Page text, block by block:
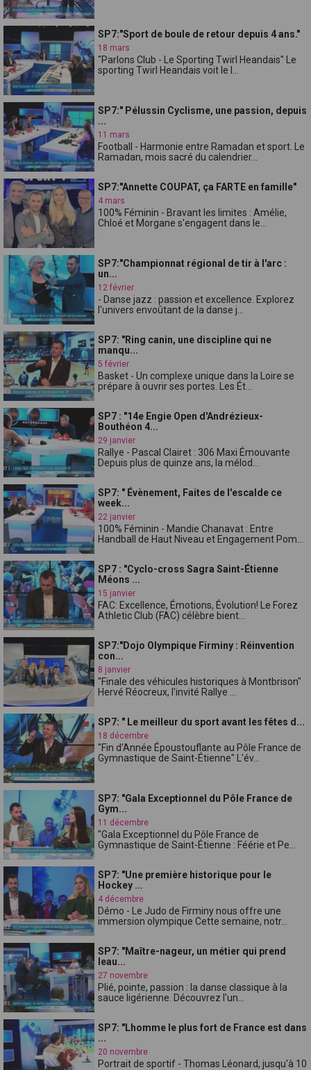
SP7:"Sport de boule de retour depuis 4 ans."
18 mars
"Parlons Club - Le Sporting Twirl Heandais" Le
sporting Twirl Heandais voit le l...
SP7:" Pélussin Cyclisme, une passion, depuis
...
11 mars
Football - Harmonie entre Ramadan et sport. Le
Ramadan, mois sacré du calendrier...
SP7:"Annette COUPAT, ça FARTE en famille"
4 mars
100% Féminin - Bravant les limites : Amélie,
Chloé et Morgane s'engagent dans le...
SP7:"Championnat régional de tir à l'arc :
un...
12 février
- Danse jazz : passion et excellence. Explorez
l'univers envoûtant de la danse j...
SP7: "Ring canin, une discipline qui ne
manqu...
5 février
Basket - Un complexe unique dans la Loire se
prépare à ouvrir ses portes. Les Ét...
SP7 : "14e Engie Open d'Andrézieux-
Bouthéon 4...
29 janvier
Rallye - Pascal Clairet : 306 Maxi Émouvante
Depuis plus de quinze ans, la mélod...
SP7: " Évènement, Faites de l'escalde ce
week...
22 janvier
100% Féminin - Mandie Chanavat : Entre
Handball de Haut Niveau et Engagement Pom...
SP7 : "Cyclo-cross Sagra Saint-Étienne
Méons ...
15 janvier
FAC: Excellence, Émotions, Évolution! Le Forez
Athletic Club (FAC) célèbre bient...
SP7:"Dojo Olympique Firminy : Réinvention
con...
8 janvier
"Finale des véhicules historiques à Montbrison"
Hervé Réocreux, l'invité Rallye ...
SP7: " Le meilleur du sport avant les fêtes d...
18 décembre
"Fin d'Année Époustouflante au Pôle France de
Gymnastique de Saint-Étienne" L'év...
SP7: "Gala Exceptionnel du Pôle France de
Gym...
11 décembre
"Gala Exceptionnel du Pôle France de
Gymnastique de Saint-Étienne : Féérie et Pe...
SP7: "Une première historique pour le
Hockey ...
4 décembre
Démo - Le Judo de Firminy nous offre une
immersion olympique Cette semaine, notr...
SP7: "Maître-nageur, un métier qui prend
leau...
27 novembre
Plié, pointe, passion : la danse classique à la
sauce ligérienne. Découvrez l'un...
SP7: "Lhomme le plus fort de France est dans
...
20 novembre
Portrait de sportif - Thomas Léonard, jusqu'à 10